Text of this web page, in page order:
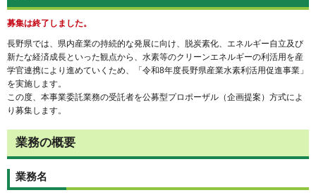
募集は終了しました。
長野県では、県内産業の持続的な発展に向け、脱炭素化、エネルギー自立及び
新たな経済成長といった観点から、水素等のクリーンエネルギーの利活用を産
学官連携により進めていくため、「令和8年度長野県産業水素利活用促進事業」
を実施します。
この度、本事業委託業務の受託者を公募型プロポーザル（企画提案）方式によ
り募集します。
業務の概要
業務名